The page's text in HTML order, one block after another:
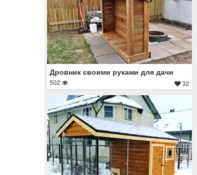
Дровник своими руками для дачи
502 32